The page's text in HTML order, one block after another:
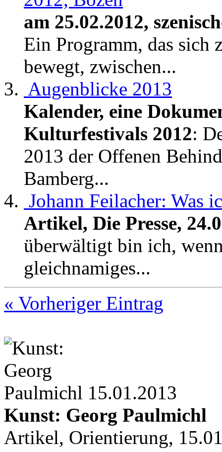
am 25.02.2012,
Ein Programm, das sich
bewegt, zwischen...
Augenblicke 2013
Kalender, eine
Kulturfestivals 2012:
2013 der Offenen
Bamberg...
Johann Feilacher: Was
Artikel, Die Presse,
überwältigt bin ich,
gleichnamiges...
« Vorheriger Eintrag
15.01.2013
Kunst: Georg Paulmichl
Artikel, Orientierung,